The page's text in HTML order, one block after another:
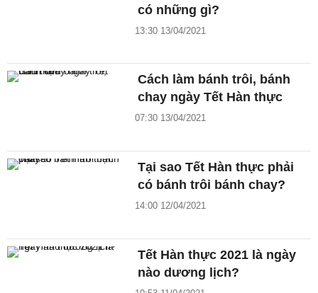
có những gì?
13:30 13/04/2021
Cách làm bánh trôi, bánh
chay ngày Tết Hàn thực
07:30 13/04/2021
Tại sao Tết Hàn thực phải
có bánh trôi bánh chay?
14:00 12/04/2021
Tết Hàn thực 2021 là ngày
nào dương lịch?